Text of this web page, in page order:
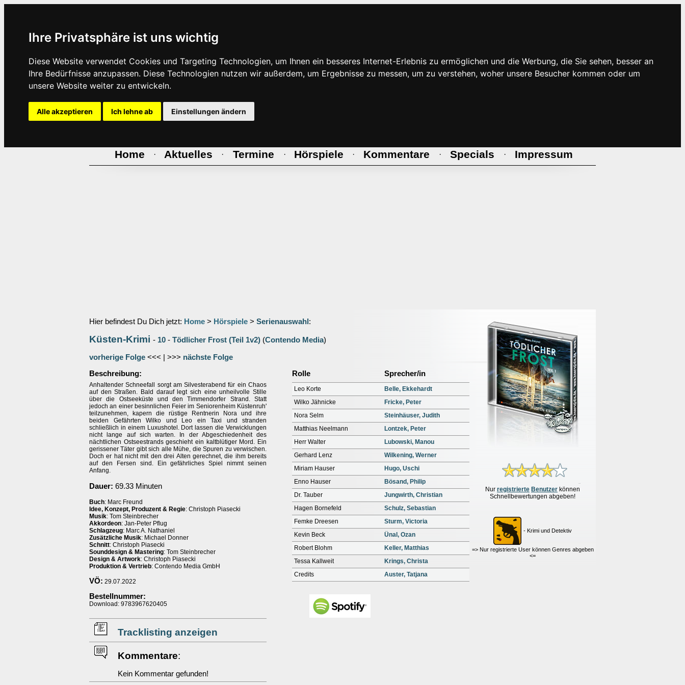
Ihre Privatsphäre ist uns wichtig
Diese Website verwendet Cookies und Targeting Technologien, um Ihnen ein besseres Internet-Erlebnis zu ermöglichen und die Werbung, die Sie sehen, besser an
Ihre Bedürfnisse anzupassen. Diese Technologien nutzen wir außerdem, um Ergebnisse zu messen, um zu verstehen, woher unsere Besucher kommen oder um
unsere Website weiter zu entwickeln.
Alle akzeptieren Ich lehne ab Einstellungen ändern
Home · Aktuelles · Termine · Hörspiele · Kommentare · Specials · Impressum
Hier befindest Du Dich jetzt: Home > Hörspiele > Serienauswahl :
Küsten-Krimi - 10 - Tödlicher Frost (Teil 1v2) (Contendo Media)
vorherige Folge <<< | >>> nächste Folge
Nur registrierte Benutzer können
Schnellbewertungen abgeben!
- Krimi und Detektiv
=> Nur registrierte User können Genres abgeben
<=
Beschreibung:
Anhaltender Schneefall sorgt am Silvesterabend für ein Chaos
auf den Straßen. Bald darauf legt sich eine unheilvolle Stille
über die Ostseeküste und den Timmendorfer Strand. Statt
jedoch an einer besinnlichen Feier im Seniorenheim Küstenruh'
teilzunehmen, kapern die rüstige Rentnerin Nora und ihre
beiden Gefährten Wilko und Leo ein Taxi und stranden
schließlich in einem Luxushotel. Dort lassen die Verwicklungen
nicht lange auf sich warten. In der Abgeschiedenheit des
nächtlichen Ostseestrands geschieht ein kaltblütiger Mord. Ein
gerissener Täter gibt sich alle Mühe, die Spuren zu verwischen.
Doch er hat nicht mit den drei Alten gerechnet, die ihm bereits
auf den Fersen sind. Ein gefährliches Spiel nimmt seinen
Anfang.
Dauer: 69.33 Minuten
Buch: Marc Freund
Idee, Konzept, Produzent & Regie: Christoph Piasecki
Musik: Tom Steinbrecher
Akkordeon: Jan-Peter Pflug
Schlagzeug: Marc A. Nathaniel
Zusätzliche Musik: Michael Donner
Schnitt: Christoph Piasecki
Sounddesign & Mastering: Tom Steinbrecher
Design & Artwork: Christoph Piasecki
Produktion & Vertrieb: Contendo Media GmbH
VÖ: 29.07.2022
Bestellnummer:
Download: 9783967620405
Tracklisting anzeigen
Kommentare:
Kein Kommentar gefunden!
Rolle Sprecher/in
Leo Korte
Belle, Ekkehardt
Wilko Jähnicke
Fricke, Peter
Nora Selm
Steinhäuser, Judith
Matthias Neelmann
Lontzek, Peter
Herr Walter
Lubowski, Manou
Gerhard Lenz
Wilkening, Werner
Miriam Hauser
Hugo, Uschi
Enno Hauser
Bösand, Philip
Dr. Tauber
Jungwirth, Christian
Hagen Bornefeld
Schulz, Sebastian
Femke Dreesen
Sturm, Victoria
Kevin Beck
Ünal, Ozan
Robert Blohm
Keller, Matthias
Tessa Kallweit
Krings, Christa
Credits
Auster, Tatjana